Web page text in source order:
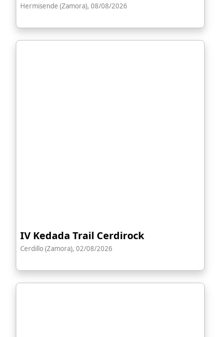
Hermisende (Zamora), 08/08/2026
IV Kedada Trail Cerdirock
Cerdillo (Zamora), 02/08/2026